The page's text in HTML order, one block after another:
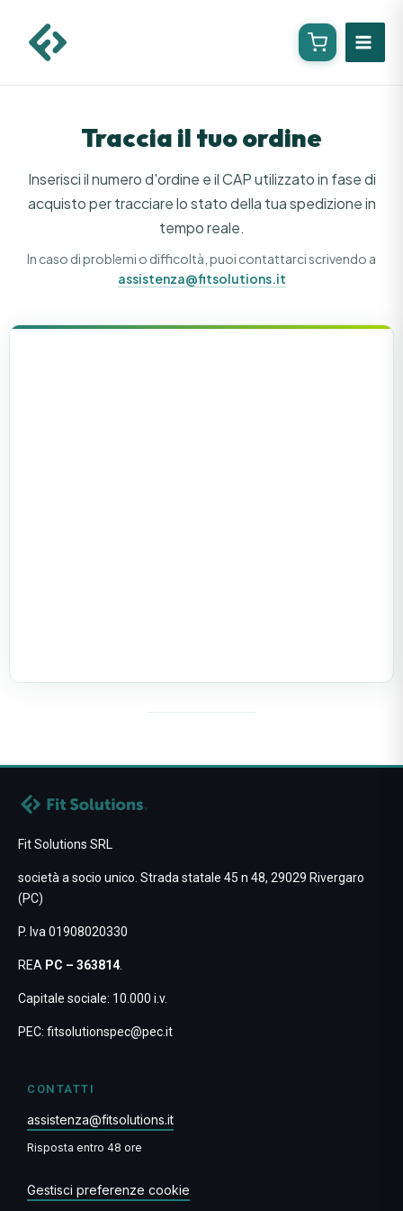
contenuto
Traccia il tuo ordine
Inserisci il numero d'ordine e il CAP utilizzato in fase di
acquisto per tracciare lo stato della tua spedizione in
tempo reale.
In caso di problemi o difficoltà, puoi contattarci scrivendo a
assistenza@fitsolutions.it
Fit Solutions SRL
società a socio unico. Strada statale 45 n 48, 29029 Rivergaro
(PC)
P. Iva 01908020330
REA PC – 363814
Capitale sociale: 10.000 i.v.
PEC: fitsolutionspec@pec.it
CONTATTI
assistenza@fitsolutions.it
Risposta entro 48 ore
Gestisci preferenze cookie